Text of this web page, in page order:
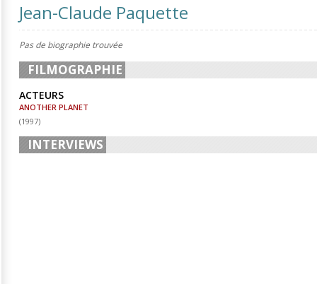
Jean-Claude Paquette
Pas de biographie trouvée
FILMOGRAPHIE
ACTEURS
ANOTHER PLANET
(1997)
INTERVIEWS